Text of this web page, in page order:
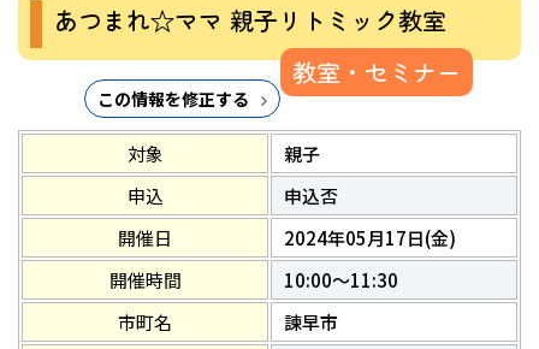
あつまれ☆ママ 親子リトミック教室
教室・セミナー
この情報を修正する
対象
親子
申込
申込否
開催日
2024年05月17日(金)
開催時間
10:00～11:30
市町名
諫早市